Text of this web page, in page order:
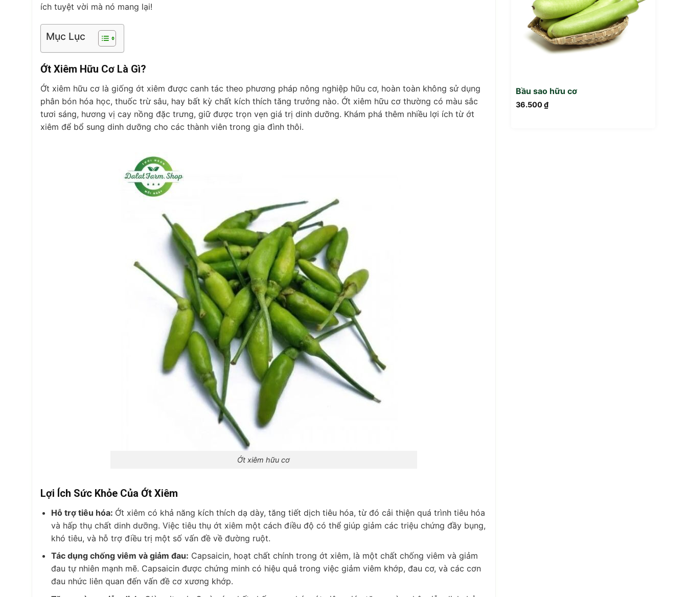
ích tuyệt vời mà nó mang lại!
Mục Lục
Ớt Xiêm Hữu Cơ Là Gì?
Ớt xiêm hữu cơ là giống ớt xiêm được canh tác theo phương pháp nông nghiệp hữu cơ, hoàn toàn không sử dụng
phân bón hóa học, thuốc trừ sâu, hay bất kỳ chất kích thích tăng trưởng nào. Ớt xiêm hữu cơ thường có màu sắc
tươi sáng, hương vị cay nồng đặc trưng, giữ được trọn vẹn giá trị dinh dưỡng. Khám phá thêm nhiều lợi ích từ ớt
xiêm để bổ sung dinh dưỡng cho các thành viên trong gia đình thôi.
Ớt xiêm hữu cơ
Lợi Ích Sức Khỏe Của Ớt Xiêm
Hỗ trợ tiêu hóa: Ớt xiêm có khả năng kích thích dạ dày, tăng tiết dịch tiêu hóa, từ đó cải thiện quá trình tiêu hóa
và hấp thụ chất dinh dưỡng. Việc tiêu thụ ớt xiêm một cách điều độ có thể giúp giảm các triệu chứng đầy bụng,
khó tiêu, và hỗ trợ điều trị một số vấn đề về đường ruột.
Tác dụng chống viêm và giảm đau: Capsaicin, hoạt chất chính trong ớt xiêm, là một chất chống viêm và giảm
đau tự nhiên mạnh mẽ. Capsaicin được chứng minh có hiệu quả trong việc giảm viêm khớp, đau cơ, và các cơn
đau nhức liên quan đến vấn đề cơ xương khớp.
Bầu sao hữu cơ
36.500₫